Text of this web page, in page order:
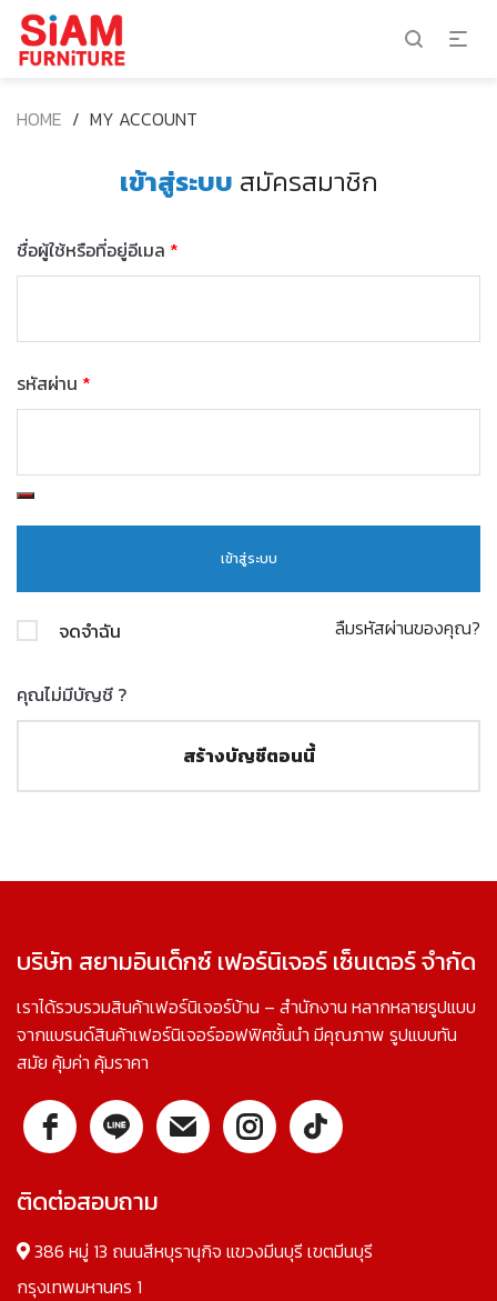
HOME / MY ACCOUNT
เข้าสู่ระบบ สมัครสมาชิก
ชื่อผู้ใช้หรือที่อยู่อีเมล *
รหัสผ่าน *
จดจำฉัน ลืมรหัสผ่านของคุณ?
คุณไม่มีบัญชี ?
สร้างบัญชีตอนนี้
บริษัท สยามอินเด็กซ์ เฟอร์นิเจอร์ เซ็นเตอร์ จำกัด
เราได้รวบรวมสินค้าเฟอร์นิเจอร์บ้าน – สำนักงาน หลากหลายรูปแบบ
จากแบรนด์สินค้าเฟอร์นิเจอร์ออฟฟิศชั้นนำ มีคุณภาพ รูปแบบทัน
สมัย คุ้มค่า คุ้มราคา
ติดต่อสอบถาม
386 หมู่ 13 ถนนสีหบุรานุกิจ แขวงมีนบุรี เขตมีนบุรี
กรุงเทพมหานคร 1